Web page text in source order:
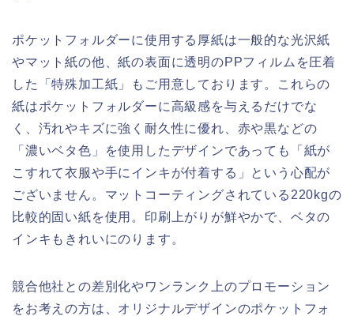
ポケットフォルダーに使用する厚紙は一般的な光沢紙
やマット紙の他、紙の表面に透明のPPフィルムを圧着
した「特殊加工紙」もご用意しております。これらの
紙はポケットフォルダーに高級感を与えるだけでな
く、汚れやキズに強く耐久性に優れ、赤や黒などの
「濃いベタ色」を使用したデザインであっても「紙が
こすれて衣服や手にインキが付着する」という心配が
ございません。マットコーティングされている220kgの
比較的固い紙を使用。印刷上がりが鮮やかで、ベタの
インキもきれいにのります。
競合他社との差別化やワンランク上のプロモーション
をお考えの方は、オリジナルデザインのポケットフォ